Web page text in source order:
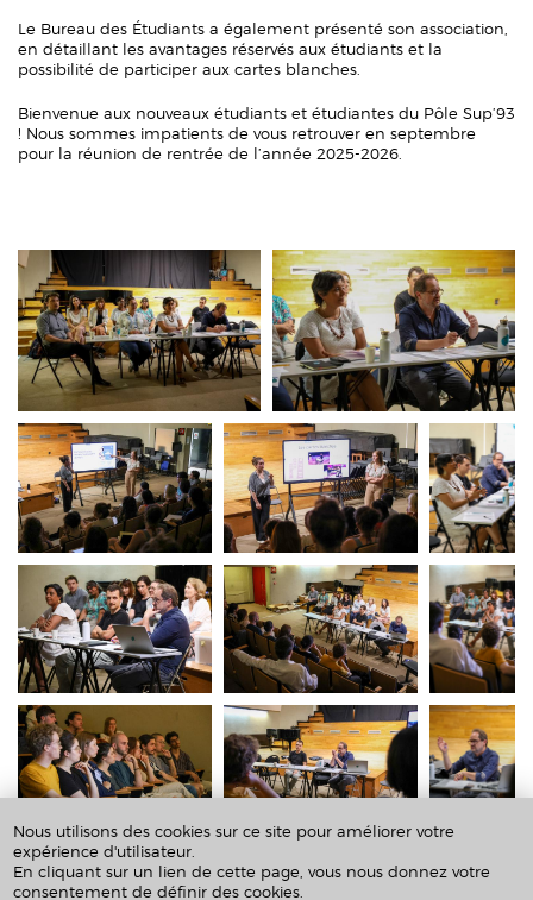
Le Bureau des Étudiants a également présenté son association,
en détaillant les avantages réservés aux étudiants et la
possibilité de participer aux cartes blanches.
Bienvenue aux nouveaux étudiants et étudiantes du Pôle Sup’93
! Nous sommes impatients de vous retrouver en septembre
pour la réunion de rentrée de l’année 2025-2026.
30/06/2025 - 23:45
Nous utilisons des cookies sur ce site pour améliorer votre
expérience d'utilisateur.
En cliquant sur un lien de cette page, vous nous donnez votre
consentement de définir des cookies.